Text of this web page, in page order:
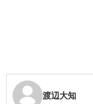
渡辺大知